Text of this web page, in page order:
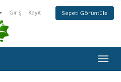
Giriş Kayıt Sepeti Görüntüle